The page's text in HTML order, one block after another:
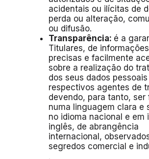
acidentais ou ilícitas de
perda ou alteração,
ou difusão.
Transparência: é a
Titulares, de
precisas e facilmente
sobre a realização do
dos seus dados
respectivos agentes de
devendo, para tanto, ser
numa linguagem clara e
no idioma nacional e em
inglês, de abrangência
internacional,
segredos comercial e